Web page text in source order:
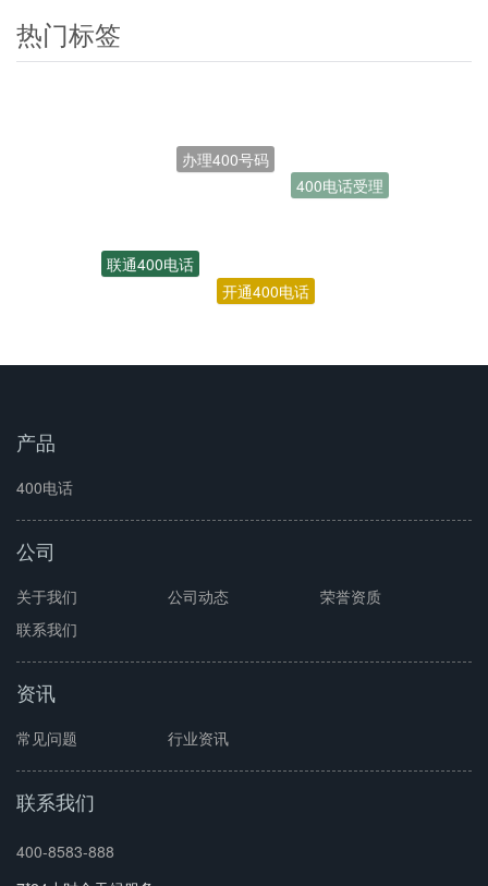
热门标签
联通400电话
400电话受理
产品
400电话
公司
关于我们 公司动态
荣誉资质
联系我们
资讯
常见问题 行业资讯
联系我们
400-8583-888